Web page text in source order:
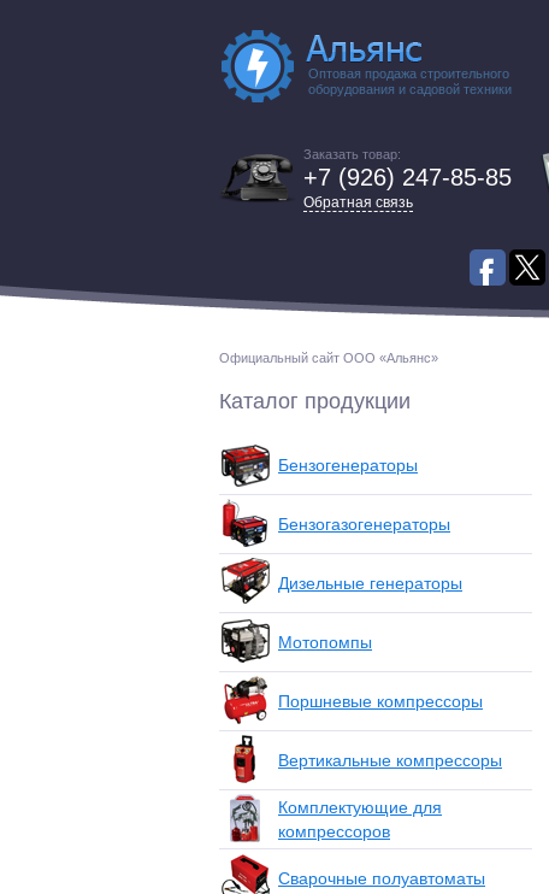
Оптовая продажа строительного
оборудования и садовой техники
Заказать товар:
+7 (926) 247-85-85
Обратная связь
Официальный сайт ООО «Альянс»
Каталог продукции
Бензогенераторы
Бензогазогенераторы
Дизельные генераторы
Мотопомпы
Поршневые компрессоры
Вертикальные компрессоры
Комплектующие для
компрессоров
Сварочные полуавтоматы